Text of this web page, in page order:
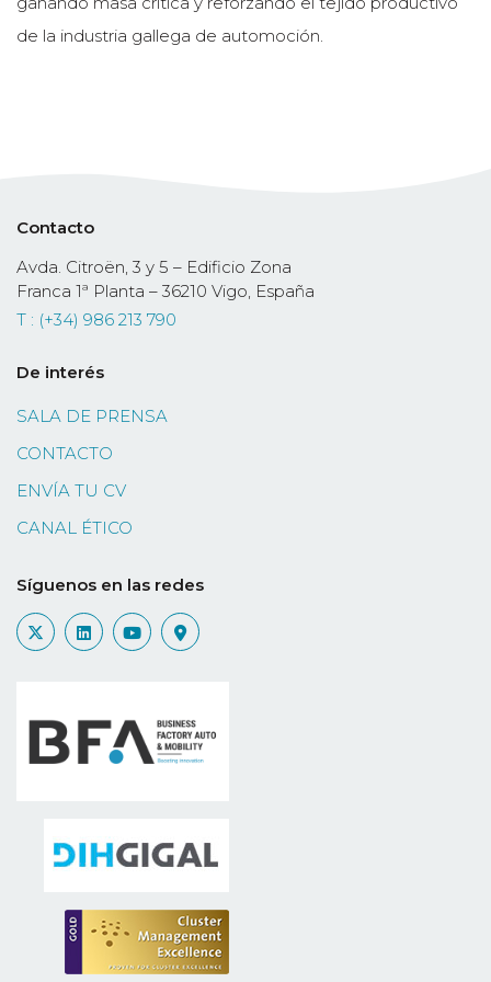
de la industria gallega de automoción.
Contacto
Avda. Citroën, 3 y 5 – Edificio Zona
Franca 1ª Planta – 36210 Vigo, España
T : (+34) 986 213 790
De interés
SALA DE PRENSA
CONTACTO
ENVÍA TU CV
CANAL ÉTICO
Síguenos en las redes